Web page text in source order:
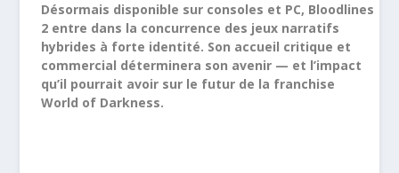
Désormais disponible sur consoles et PC, Bloodlines
2 entre dans la concurrence des jeux narratifs
hybrides à forte identité. Son accueil critique et
commercial déterminera son avenir — et l’impact
qu’il pourrait avoir sur le futur de la franchise
World of Darkness.